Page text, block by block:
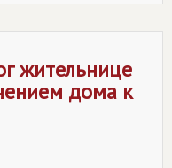
жительнице
дома к